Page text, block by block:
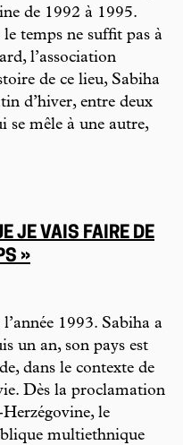
de 1992 à 1995.
le temps ne suffit pas à
l’association
de ce lieu, Sabiha
d’hiver, entre deux
se mêle à une autre,
JE VAIS FAIRE DE
»
1993. Sabiha a
un an, son pays est
dans le contexte de
Dès la proclamation
le
multiethnique